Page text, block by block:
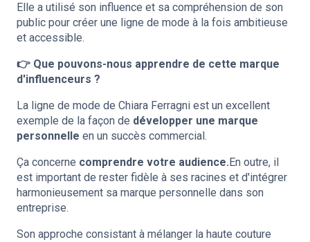
Elle a utilisé son influence et sa compréhension de son
public pour créer une ligne de mode à la fois ambitieuse
et accessible.
👉 Que pouvons-nous apprendre de cette marque
d'influenceurs ?
La ligne de mode de Chiara Ferragni est un excellent
exemple de la façon de développer une marque
personnelle en un succès commercial.
Ça concerne comprendre votre audience.En outre, il
est important de rester fidèle à ses racines et d'intégrer
harmonieusement sa marque personnelle dans son
entreprise.
Son approche consistant à mélanger la haute couture